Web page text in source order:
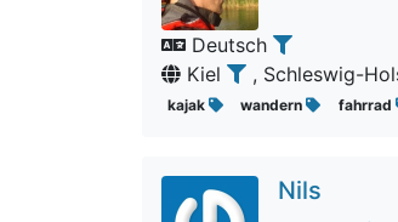
Deutsch
Kiel
, Schleswig-
kajak wandern fahrrad
Nils